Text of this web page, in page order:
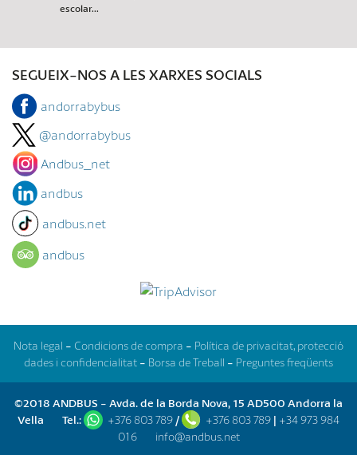
escolar...
SEGUEIX-NOS A LES XARXES SOCIALS
andorrabybus
@andorrabybus
Andbus_net
andbus
andbus.net
andbus
Nota legal - Condicions de compra - Política de privacitat, protecció
dades i confidencialitat - Borsa de Treball - Preguntes freqüents
©2018 ANDBUS - Avda. de la Borda Nova, 15 AD500 Andorra la
Vella
Tel.: +376 803 789 / +376 803 789 | +34 973 984
016
info@andbus.net